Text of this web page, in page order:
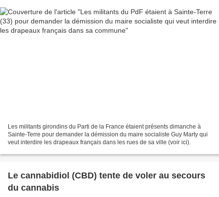
Les militants girondins du Parti de la France étaient présents dimanche à
Sainte-Terre pour demander la démission du maire socialiste Guy Marty qui
veut interdire les drapeaux français dans les rues de sa ville (voir ici).
Le cannabidiol (CBD) tente de voler au secours
du cannabis